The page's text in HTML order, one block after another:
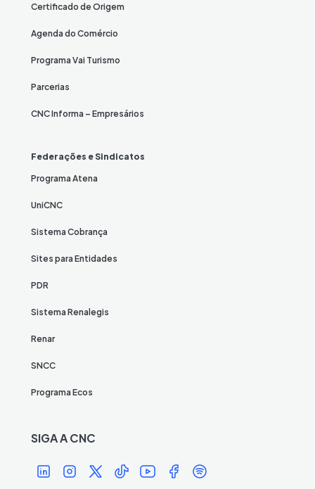
Certificado de Origem
Agenda do Comércio
Programa Vai Turismo
Parcerias
CNC Informa – Empresários
Federações e Sindicatos
Programa Atena
UniCNC
Sistema Cobrança
Sites para Entidades
PDR
Sistema Renalegis
Renar
SNCC
Programa Ecos
SIGA A CNC
Í
c
Í
c
Í
c
Í
c
Í
c
Í
c
Í
c